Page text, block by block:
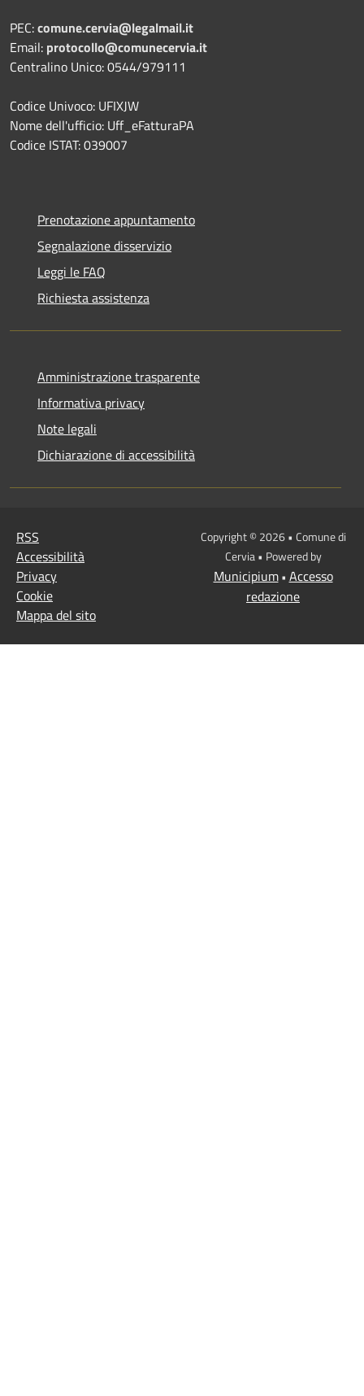
PEC:comune.cervia@legalmail.it
Email: protocollo@comunecervia.it
Centralino Unico: 0544/979111
Codice Univoco: UFIXJW
Nome dell'ufficio: Uff_eFatturaPA
Codice ISTAT: 039007
Prenotazione appuntamento
Segnalazione disservizio
Leggi le FAQ
Richiesta assistenza
Amministrazione trasparente
Informativa privacy
Note legali
Dichiarazione di accessibilità
RSS
Accessibilità
Privacy
Cookie
Mappa del sito
Copyright © 2026 • Comune di
Cervia • Powered by
Municipium• Accesso
redazione